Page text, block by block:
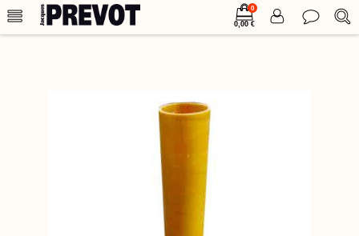
0
0,00 €